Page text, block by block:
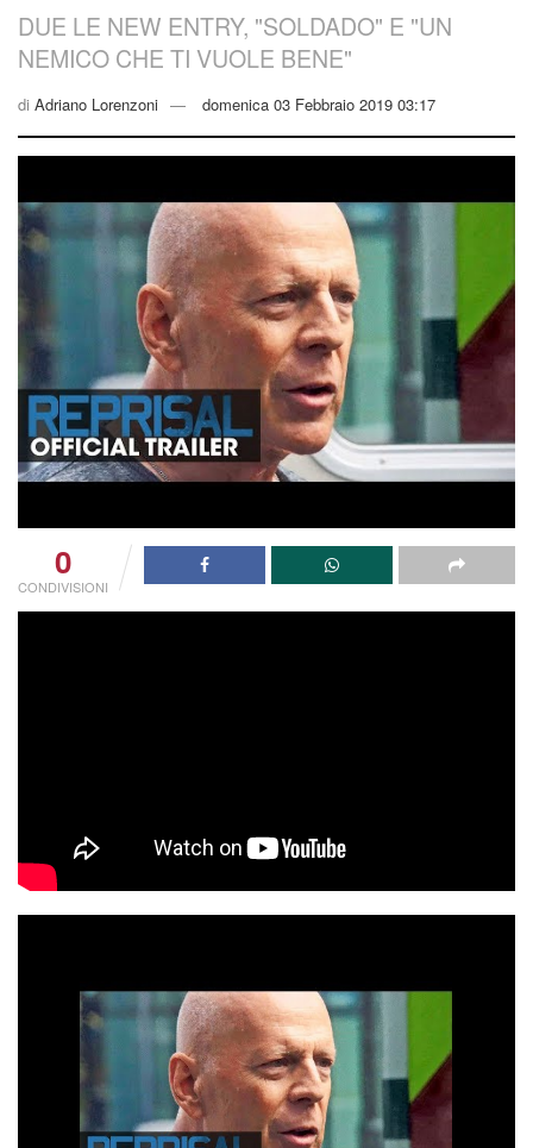
DUE LE NEW ENTRY, "SOLDADO" E "UN
NEMICO CHE TI VUOLE BENE"
di Adriano Lorenzoni domenica 03 Febbraio 2019 03:17
0
CONDIVISIONI